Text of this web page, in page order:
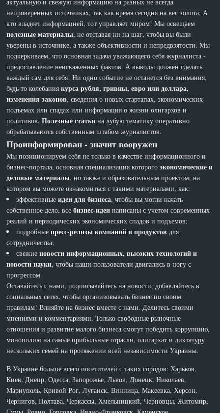
непроверенных источниках, так как время сегодня на вес золота. А
кто владеет информацией, тот управляет миром! Мы освещаем
полезные материалы, не отставая ни на шаг, чтобы вы были
уверены в источнике, а также объективности и непредвзятости. Мы
подчеркиваем, что основная задача уважающего себя журналиста -
предоставление неискаженных фактов. А выводы должен сделать
каждый сам для себя! Ни одно событие не останется без внимания,
будь то колебаниякурса рубля, гривны, евро или доллара,
изменения законов, сведения о новых стартапах, экономических
подъемах или спадах или информация о жизни олигархов и
политиков.Полезные статьи на лубую тематику оперативно
обрабатываются собственным штабом журналистов.
Проинформирован - значит вооружен
Мы позиционируем себя не только в качестве информационного и
бизнес-портала, основная специализация которогоэкономические и
деловые материалы, но также и образовательным проектом, на
котором вы можете ознакомиться с такими материалами, как:
эффективныеидеи для бизнеса, чтобы вы могли начать
собственное дело, всебизнес-идеи написаны с учетом современных
реалий и периодических экономических спадов и подъемов;
подробныепресс-релизы компаний и продуктов для
сотрудничества;
свежиеновости информационных, высоких технологий и
новости науки, чтобы наши пользователи двигались в ногу с
прогрессом.
Оставайтесь с нами, подписывайтесь на новости, добавляйтесь в
социальных сетях, чтобы организовывать бизнес по своим
правилам! Влияйте на бизнес вместе с нами. Делитесь своими
мнениями и комментариями. Только свободные рыночные
отношения и развитие малого бизнеса смогут победить коррупцию,
монополию на самые прибыльные отрасли, олигархат и диктатуру
нескольких семей на протяжении всей независимости Украины.
В Украине больше всего посетителей с таких городов: Харьков,
Киев, Днепр, Одесса, Запорожье, Львов, Донецк, Николаев,
Мариуполь, Кривой Рог, Луганск, Винница, Макеевка, Херсон,
Чернигов, Полтава, Черкассы, Хмельницкий, Черновцы, Житомир,